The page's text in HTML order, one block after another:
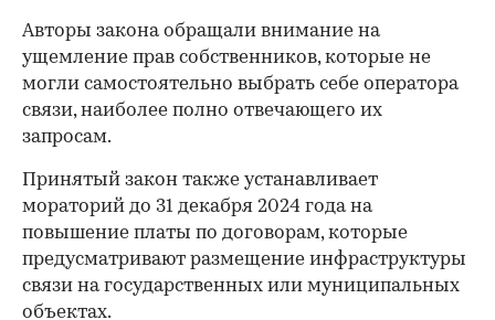
Авторы закона обращали внимание на
ущемление прав собственников, которые не
могли самостоятельно выбрать себе оператора
связи, наиболее полно отвечающего их
запросам.
Принятый закон также устанавливает
мораторий до 31 декабря 2024 года на
повышение платы по договорам, которые
предусматривают размещение инфраструктуры
связи на государственных или муниципальных
объектах.